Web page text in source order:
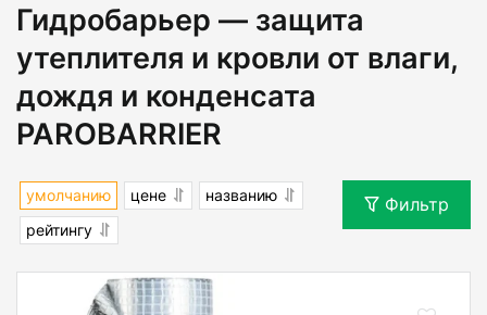
Гидробарьер — защита
утеплителя и кровли от влаги,
дождя и конденсата
PAROBARRIER
умолчанию цене
названию
рейтингу
Фильтр